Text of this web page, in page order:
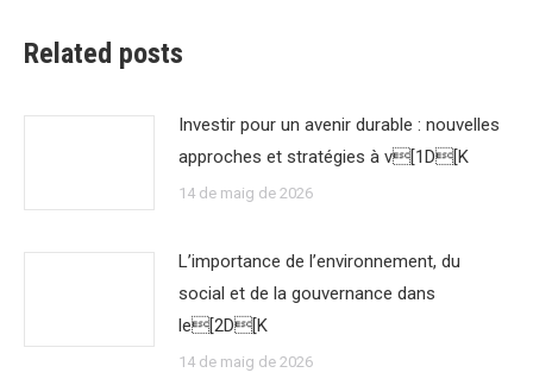
Related posts
Investir pour un avenir durable : nouvelles
approches et stratégies à v[1D[K
14 de maig de 2026
L’importance de l’environnement, du
social et de la gouvernance dans
le[2D[K
14 de maig de 2026